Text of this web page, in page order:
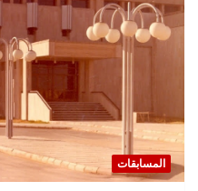
المسابقات